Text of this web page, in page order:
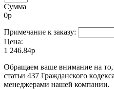
Сумма
0р
Примечание к заказу:
Цена:
1 246.84р
Oбращаем вaше внимaние нa то,
стaтьи 437 Граждaнского
менеджерами нашей компании.